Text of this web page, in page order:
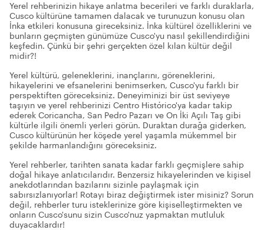
Yerel rehberinizin hikaye anlatma becerileri ve farklı duraklarla,
Cusco kültürüne tamamen dalacak ve turunuzun konusu olan
İnka etkileri konusuna gireceksiniz. İnka kültürel özelliklerini ve
bunların geçmişten günümüze Cusco'yu nasıl şekillendirdiğini
keşfedin. Çünkü bir şehri gerçekten özel kılan kültür değil
midir?!
Yerel kültürü, geleneklerini, inançlarını, göreneklerini,
hikayelerini ve efsanelerini benimserken, Cusco'yu farklı bir
perspektiften göreceksiniz. Deneyiminizi bir üst seviyeye
taşıyın ve yerel rehberinizi Centro Histórico'ya kadar takip
ederek Coricancha, San Pedro Pazarı ve On İki Açılı Taş gibi
kültürle ilgili önemli yerleri görün. Duraktan durağa giderken,
Cusco kültürünün her köşede yerel yaşamla mükemmel bir
şekilde harmanlandığını göreceksiniz.
Yerel rehberler, tarihten sanata kadar farklı geçmişlere sahip
doğal hikaye anlatıcılarıdır. Benzersiz hikayelerinden ve kişisel
anekdotlarından bazılarını sizinle paylaşmak için
sabırsızlanıyorlar! Rotayı biraz değiştirmek ister misiniz? Sorun
değil, rehberler turu isteklerinize göre kişiselleştirmekten ve
onların Cusco'sunu sizin Cusco'nuz yapmaktan mutluluk
duyacaklardır!